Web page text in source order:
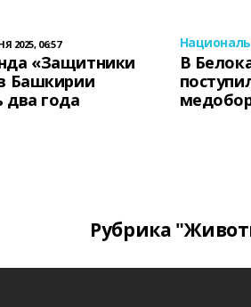
2025, 06:57
«Защитники
Башкирии
два года
В
Рубрика